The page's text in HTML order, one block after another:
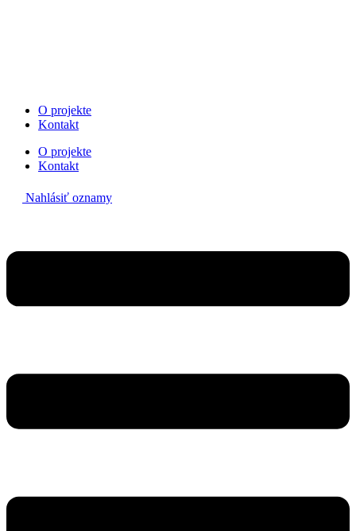
O projekte
Kontakt
O projekte
Kontakt
Nahlásiť oznamy